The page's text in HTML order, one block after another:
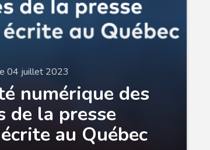
04 juillet 2023
numérique des
de la presse
au Québec